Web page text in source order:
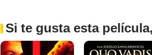
Si te gusta esta